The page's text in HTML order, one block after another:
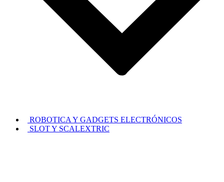
ROBOTICA Y GADGETS ELECTRÓNICOS
SLOT Y SCALEXTRIC